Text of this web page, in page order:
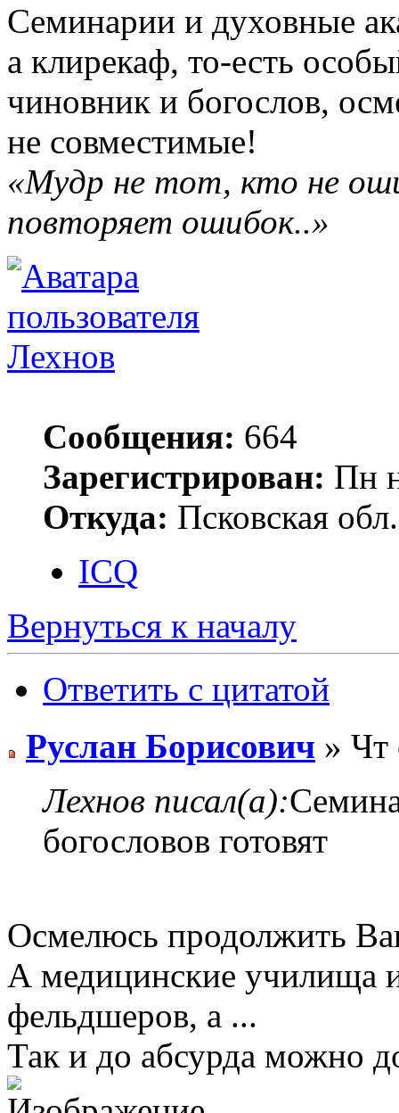
Семинарии и духовные
а клирекаф, то-есть
чиновник и богослов,
не совместимые!
«Мудр не тот, кто не
повторяет ошибок..»
Лехнов
Сообщения: 664
Зарегистрирован: Пн
Откуда: Псковская
ICQ
Вернуться к началу
Ответить с цитатой
Руслан Борисович » Чт
Лехнов писал(а):
богословов готовят
Осмелюсь продолжить
А медицинские училища
фельдшеров, а ...
Так и до абсурда можно